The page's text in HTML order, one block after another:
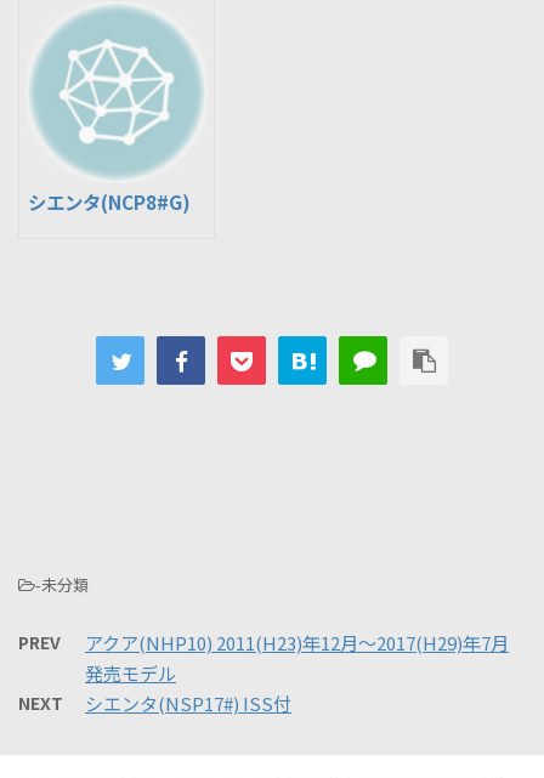
シエンタ(NCP8#G)
-未分類
PREV
アクア(NHP10) 2011(H23)年12月～2017(H29)年7月
発売モデル
NEXT シエンタ(NSP17#) ISS付